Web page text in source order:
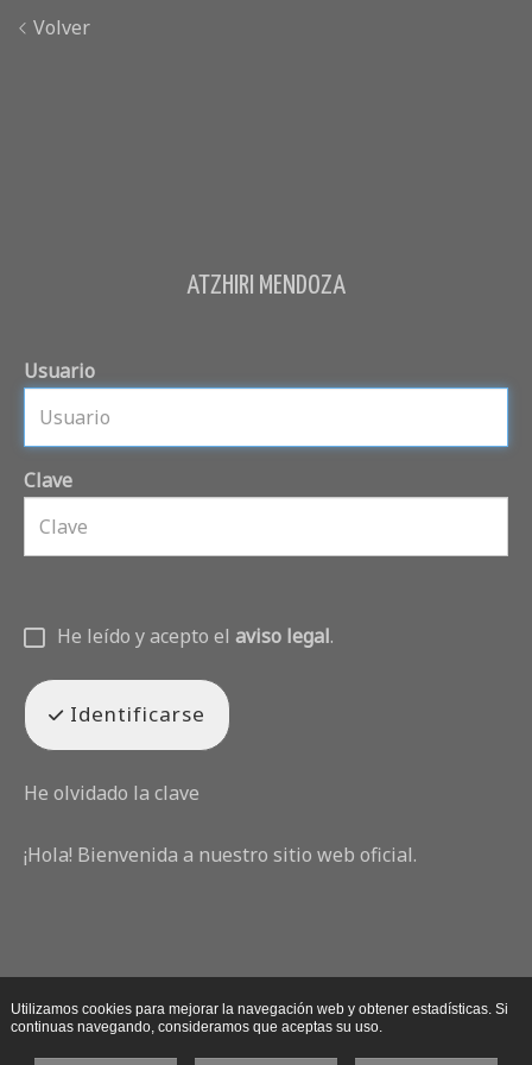
Volver
ATZHIRI MENDOZA
Usuario
Clave
He leído y acepto el aviso legal.
Identificarse
He olvidado la clave
¡Hola! Bienvenida a nuestro sitio web oficial.
Utilizamos cookies para mejorar la navegación web y obtener estadísticas. Si
continuas navegando, consideramos que aceptas su uso.